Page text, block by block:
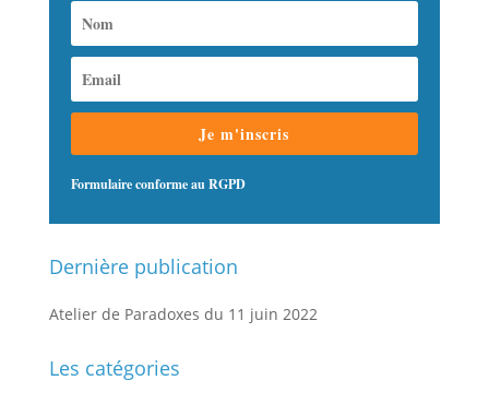
Je m'inscris
Formulaire conforme au RGPD
Dernière publication
Atelier de Paradoxes du 11 juin 2022
Les catégories